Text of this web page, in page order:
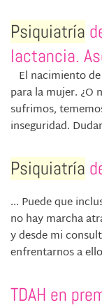
Psiquiatría
lactancia.
El nacimiento
para la mujer. ¿O
sufrimos,
inseguridad.
Psiquiatría
... Puede que
no hay marcha
y desde mi
enfrentarnos a
TDAH en